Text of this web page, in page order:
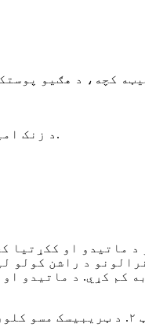
کچه، د هګیو
۱. د زنک امینو اسید چیلیټ ۲. منګنیز امینو اسید چیلیټ ۳. د مسو سلفیټ ۴. سوډیم سیلینیټ ۵. فیرس امینو اسید چیلیټ.
د ماتیدو او ککړتیا
د راشن کولو